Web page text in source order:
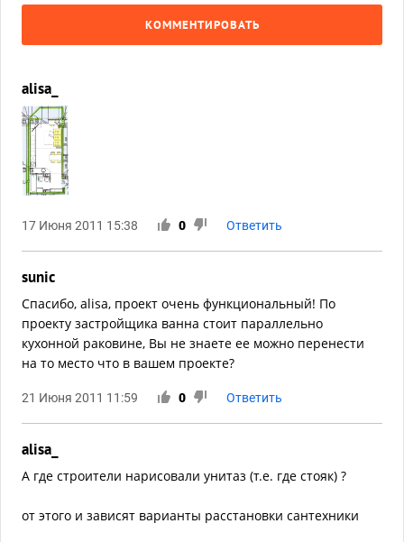
КОММЕНТИРОВАТЬ
alisa_
17 Июня 2011 15:38 0 Ответить
sunic
Спасибо, alisa, проект очень функциональный! По
проекту застройщика ванна стоит параллельно
кухонной раковине, Вы не знаете ее можно перенести
на то место что в вашем проекте?
21 Июня 2011 11:59 0 Ответить
alisa_
А где строители нарисовали унитаз (т.е. где стояк) ?
от этого и зависят варианты расстановки сантехники